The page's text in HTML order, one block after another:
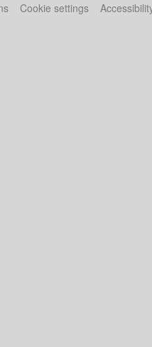
Cookie settings